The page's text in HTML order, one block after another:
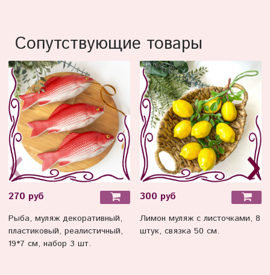
Сопутствующие товары
270 руб
Рыба, муляж декоративный,
пластиковый, реалистичный,
19*7 см, набор 3 шт.
300 руб
Лимон муляж с листочками, 8
штук, связка 50 см.